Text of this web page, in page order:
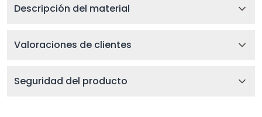
Descripción del material
Valoraciones de clientes
Seguridad del producto